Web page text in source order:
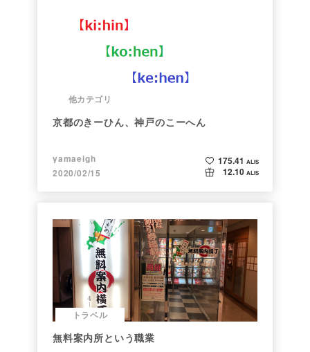
他カテゴリ
京都のきーひん、神戸のこーへん
yamaeigh
2020/02/15
175.41 ALIS
12.10 ALIS
トラベル
無料案内所という職業